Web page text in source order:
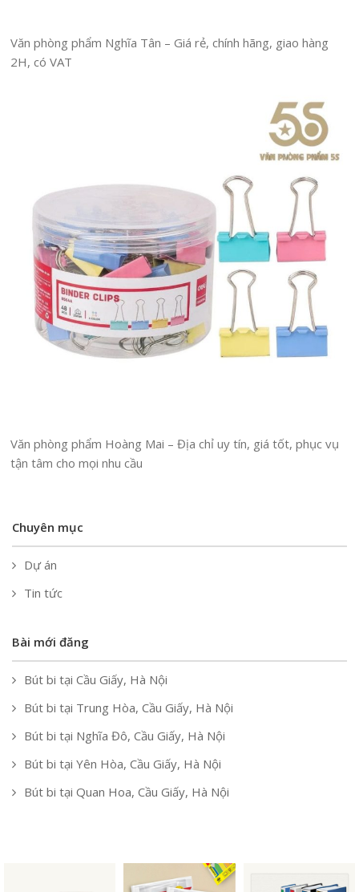
Văn phòng phẩm Nghĩa Tân – Giá rẻ, chính hãng, giao hàng
2H, có VAT
Văn phòng phẩm Hoàng Mai – Địa chỉ uy tín, giá tốt, phục vụ
tận tâm cho mọi nhu cầu
Chuyên mục
Dự án
Tin tức
Bài mới đăng
Bút bi tại Cầu Giấy, Hà Nội
Bút bi tại Trung Hòa, Cầu Giấy, Hà Nội
Bút bi tại Nghĩa Đô, Cầu Giấy, Hà Nội
Bút bi tại Yên Hòa, Cầu Giấy, Hà Nội
Bút bi tại Quan Hoa, Cầu Giấy, Hà Nội